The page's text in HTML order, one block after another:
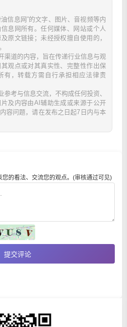
信息网”的文字、图片、音视频等内
息网所有。任何媒体、网站或个人
原文链接；未经授权擅自使用的，
渠道的内容，旨在传递行业信息与观
观点或对其真实性、完整性作出保
有，转载方需自行承担相应法律责
参考与信息交流，不构成任何投资、
及内容由AI辅助生成或来源于公开
容问题，请在发布之日起7日内与本
的看法、交流您的观点。(审核通过可见)
提交评论